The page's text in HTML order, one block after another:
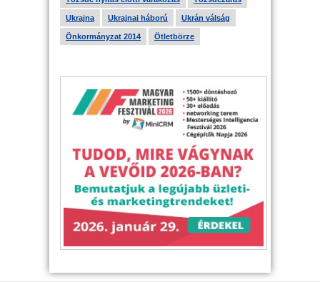
Ukrajna Ukrajnai háború Ukrán válság
Önkormányzat 2014 Ötletbörze